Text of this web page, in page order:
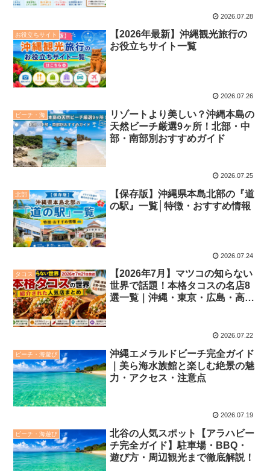
2026.07.28
お役立ちサイト
【2026年最新】沖縄観光旅行の
お役立ちサイト一覧
2026.07.26
ビーチ・海
リゾートより美しい？沖縄本島の
天然ビーチ厳選9ヶ所！北部・中
部・南部別おすすめガイド
2026.07.25
北部
【保存版】沖縄県本島北部の『道
の駅』一覧│特徴・おすすめ情報
2026.07.24
タコス
【2026年7月】マツコの知らない
世界で話題！本格タコスの名店8
選一覧｜沖縄・東京・広島・高知
2026.07.22
ビーチ・海遊び
沖縄エメラルドビーチ完全ガイド
｜美ら海水族館と楽しむ絶景の魅
力・アクセス・注意点
2026.07.19
ビーチ・海遊び
北谷の人気スポット【アラハビー
チ完全ガイド】駐車場・BBQ・
遊び方・周辺観光まで徹底解説！